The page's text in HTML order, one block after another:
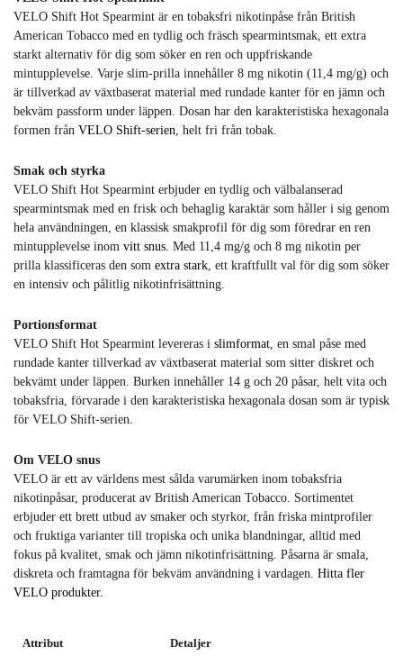
VELO Shift Hot Spearmint är en tobaksfri nikotinpåse från British
American Tobacco med en tydlig och fräsch spearmintsmak, ett extra
starkt alternativ för dig som söker en ren och uppfriskande
mintupplevelse. Varje slim-prilla innehåller 8 mg nikotin (11,4 mg/g) och
är tillverkad av växtbaserat material med rundade kanter för en jämn och
bekväm passform under läppen. Dosan har den karakteristiska hexagonala
formen från VELO Shift-serien, helt fri från tobak.
Smak och styrka
VELO Shift Hot Spearmint erbjuder en tydlig och välbalanserad
spearmintsmak med en frisk och behaglig karaktär som håller i sig genom
hela användningen, en klassisk smakprofil för dig som föredrar en ren
mintupplevelse inom vitt snus. Med 11,4 mg/g och 8 mg nikotin per
prilla klassificeras den som extra stark, ett kraftfullt val för dig som söker
en intensiv och pålitlig nikotinfrisättning.
Portionsformat
VELO Shift Hot Spearmint levereras i slimformat, en smal påse med
rundade kanter tillverkad av växtbaserat material som sitter diskret och
bekvämt under läppen. Burken innehåller 14 g och 20 påsar, helt vita och
tobaksfria, förvarade i den karakteristiska hexagonala dosan som är typisk
för VELO Shift-serien.
Om VELO snus
VELO är ett av världens mest sålda varumärken inom tobaksfria
nikotinpåsar, producerat av British American Tobacco. Sortimentet
erbjuder ett brett utbud av smaker och styrkor, från friska mintprofiler
och fruktiga varianter till tropiska och unika blandningar, alltid med
fokus på kvalitet, smak och jämn nikotinfrisättning. Påsarna är smala,
diskreta och framtagna för bekväm användning i vardagen. Hitta fler
VELO produkter.
Attribut Detaljer